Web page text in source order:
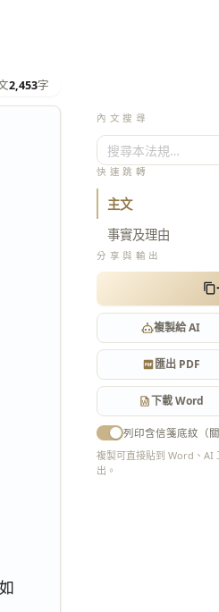
2,453字
內文搜尋
搜尋本法規…
快速跳轉
主文
事實及理由
分享與輸出
複製給 AI
匯出 PDF
下載 Word
列印含信箋底紋（
複製可直接貼到 Word、AI
出。